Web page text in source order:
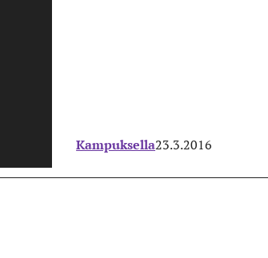
Kampuksella23.3.2016